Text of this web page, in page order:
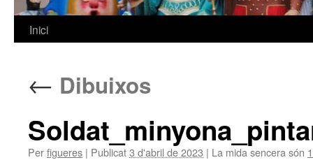
Vés
contingut
Inici
← Dibuixos
Perfigueres | Publicat3 d'abril de 2023 | La mida sencera són